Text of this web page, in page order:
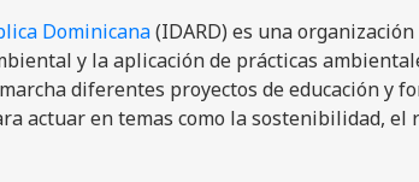
Dominicana(IDARD) es una
y la aplicación de prácticas
diferentes proyectos de educación y
actuar en temas como la sostenibilidad, el